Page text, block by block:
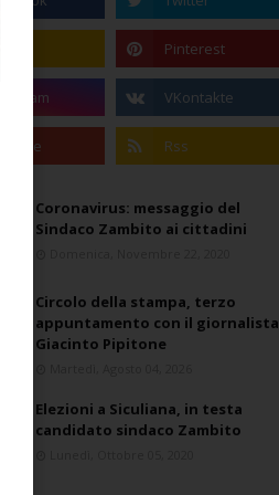
Coronavirus: messaggio del
Sindaco Zambito ai cittadini
Circolo della stampa, terzo
appuntamento con il giornalista
Giacinto Pipitone
Elezioni a Siculiana, in testa
candidato sindaco Zambito